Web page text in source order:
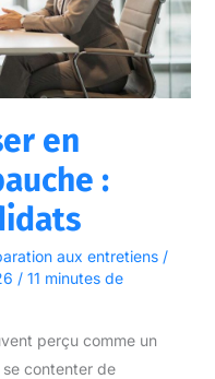
en
:
aux entretiens/
/ 11 minutes de
perçu comme un
contenter de